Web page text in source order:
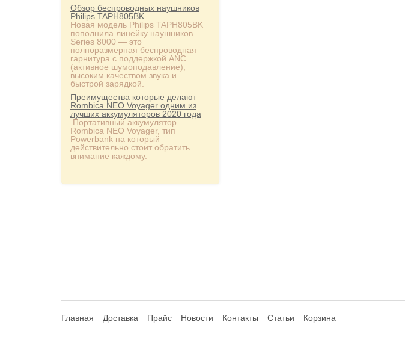
Обзор беспроводных наушников
Philips TAPH805BK
Новая модель Philips TAPH805BK
пополнила линейку наушников
Series 8000 — это
полноразмерная беспроводная
гарнитура с поддержкой ANC
(активное шумоподавление),
высоким качеством звука и
быстрой зарядкой.
Преимущества которые делают
Rombica NEO Voyager одним из
лучших аккумуляторов 2020 года
Портативный аккумулятор
Rombica NEO Voyager, тип
Powerbank на который
действительно стоит обратить
внимание каждому.
Главная Доставка Прайс Новости Контакты Статьи Корзина